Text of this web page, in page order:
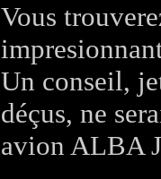
Vous
Un conseil,
déçus, ne
avion ALBA